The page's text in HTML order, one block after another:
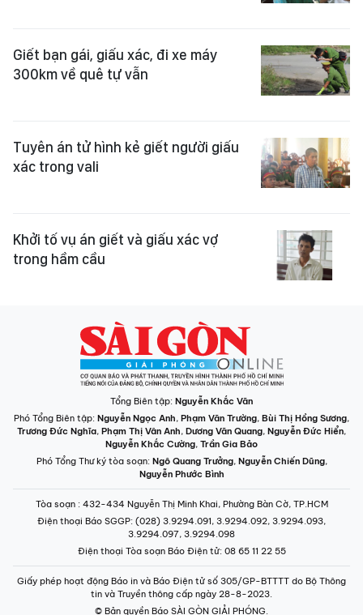
Giết bạn gái, giấu xác, đi xe máy
300km về quê tự vẫn
Tuyên án tử hình kẻ giết người giấu
xác trong vali
Khởi tố vụ án giết và giấu xác vợ
trong hầm cầu
Tổng Biên tập: Nguyễn Khắc Văn
Phó Tổng Biên tập: Nguyễn Ngọc Anh, Phạm Văn Trường, Bùi Thị Hồng Sương,
Trương Đức Nghĩa, Phạm Thị Vân Anh, Dương Văn Quang, Nguyễn Đức Hiển,
Nguyễn Khắc Cường, Trần Gia Bảo
Phó Tổng Thư ký tòa soạn: Ngô Quang Trưởng, Nguyễn Chiến Dũng,
Nguyễn Phước Bình
Tòa soạn : 432-434 Nguyễn Thị Minh Khai, Phường Bàn Cờ, TP.HCM
Điện thoại Báo SGGP: (028) 3.9294.091, 3.9294.092, 3.9294.093,
3.9294.097, 3.9294.098
Điện thoại Tòa soạn Báo Điện tử: 08 65 11 22 55
Giấy phép hoạt động Báo in và Báo Điện tử số 305/GP-BTTTT do Bộ Thông
tin và Truyền thông cấp ngày 28-8-2023.
© Bản quyền Báo SÀI GÒN GIẢI PHÓNG.